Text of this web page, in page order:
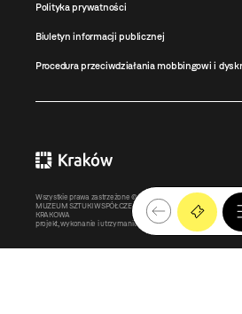
Polityka prywatności
Biuletyn informacji publicznej
Procedura przeciwdziałania mobbingowi i
Wszystkie prawa zastrzeżone ©MOCAK
2011-2026
MUZEUM SZTUKI WSPÓŁCZESNEJ W KRAKOWIE MOCAK –
KRAKOWA
projekt, wykonanie i utrzymanie:
Bonjour.pl